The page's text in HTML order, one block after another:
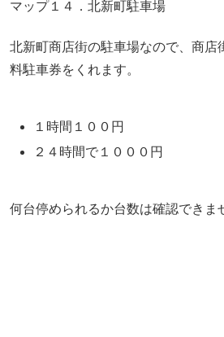
マップ１４．北新町駐車場
北新町商店街の駐車場なので、商店
料駐車券をくれます。
１時間１００円
２４時間で１０００円
何台停められるか台数は確認できま